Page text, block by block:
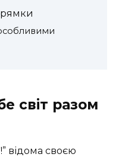
світ разом
відома своєю